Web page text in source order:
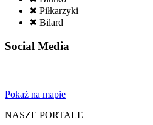
✖ Piłkarzyki
✖ Bilard
Social Media
Pokaż na mapie
NASZE PORTALE